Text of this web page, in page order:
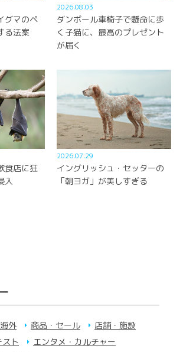
グマのペ
る法案
2026.08.03
ダンボール車椅子で懸命に歩
く子猫に、最高のプレゼント
が届く
食店に狂
入
2026.07.29
イングリッシュ・セッターの
「朝ヨガ」が美しすぎる
海外 商品・セール
店舗・施設
ト
エンタメ・カルチャー